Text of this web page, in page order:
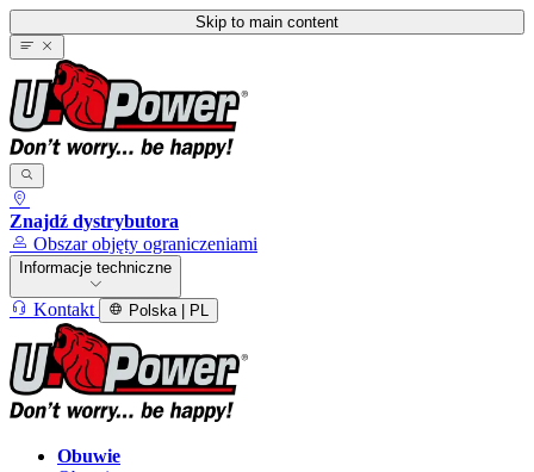
Skip to main content
Znajdź dystrybutora
Obszar objęty ograniczeniami
Informacje techniczne
Kontakt Polska | PL
Obuwie